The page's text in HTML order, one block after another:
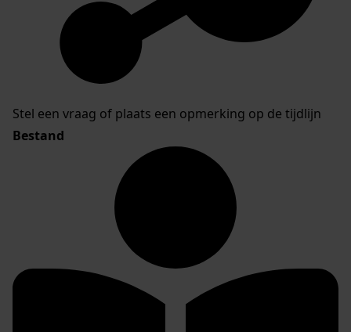
Stel een vraag of plaats een opmerking op de tijdlijn
Bestand